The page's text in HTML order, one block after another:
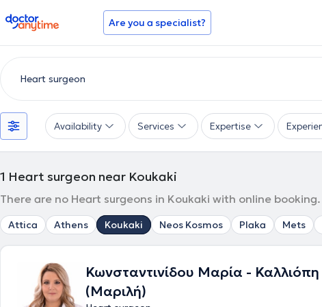
doctoranytime Are you a specialist?
Availability Services Expertise
1 Heart surgeon near Koukaki
There are no Heart surgeons in Koukaki with online
Attica Athens Koukaki Neos Kosmos Plaka Mets
Κωνσταντινίδου Μαρία - Καλλιόπη
(Μαριλή)